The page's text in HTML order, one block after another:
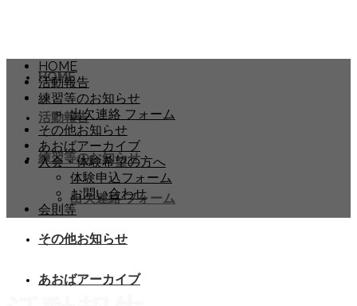
HOME
活動報告
練習等のお知らせ
出欠連絡 フォーム
その他お知らせ
あおばアーカイブ
HOME
活動報告
練習等のお知らせ
出欠連絡 フォーム
その他お知らせ
あおばアーカイブ
入会・体験希望の方へ
体験申込フォーム
お問い合わせ
会則等